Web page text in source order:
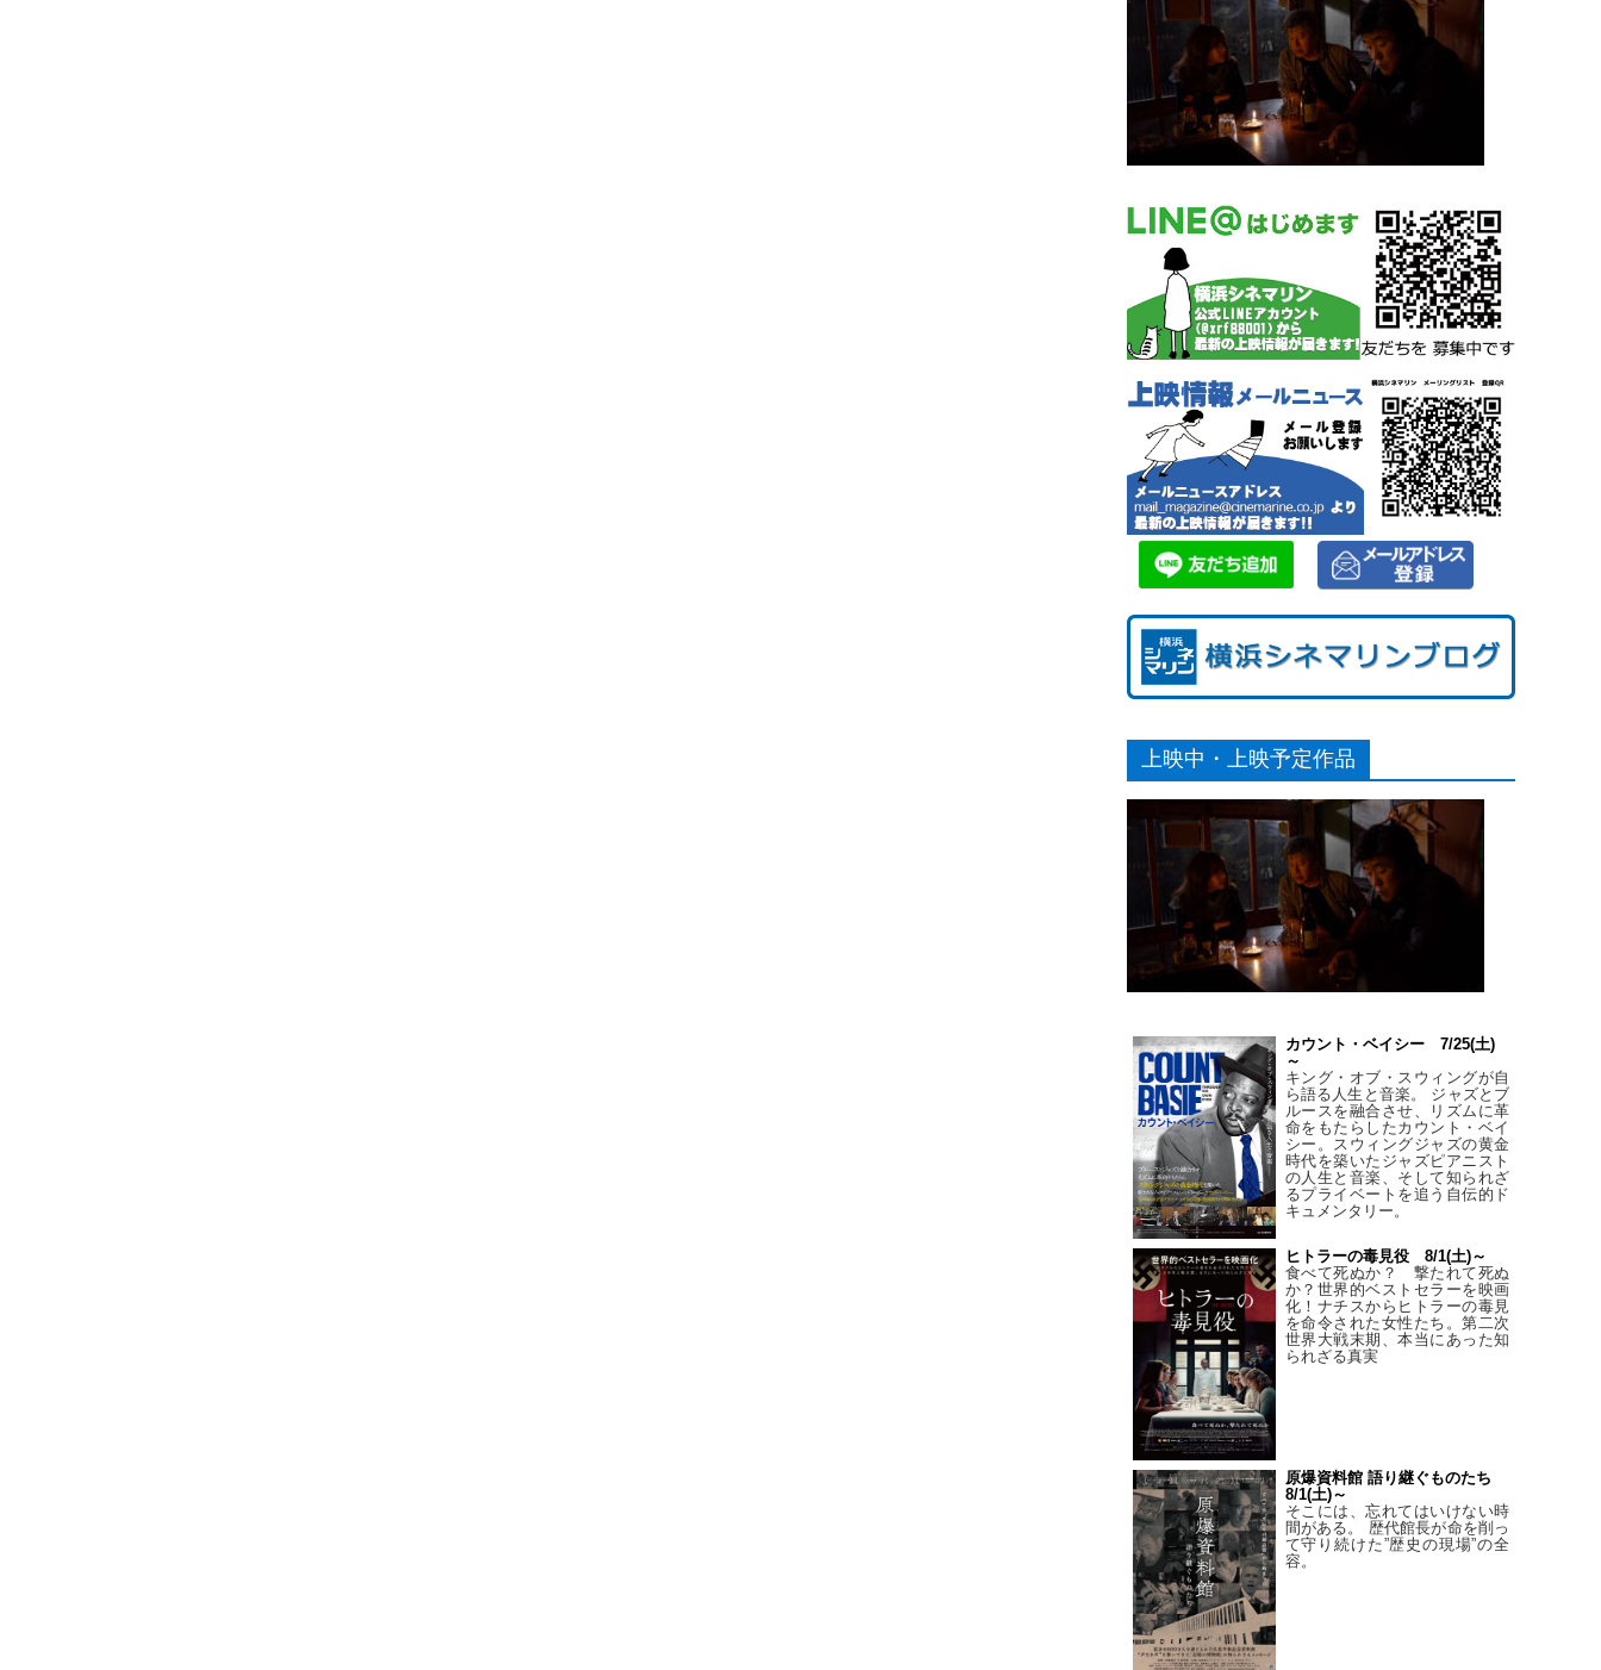
上映中・上映予定作品
カウント・ベイシー 7/25(土)
～
キング・オブ・スウィングが自
ら語る人生と音楽。 ジャズとブ
ルースを融合させ、リズムに革
命をもたらしたカウント・ベイ
シー。スウィングジャズの黄金
時代を築いたジャズピアニスト
の人生と音楽、そして知られざ
るプライベートを追う自伝的ド
キュメンタリー。
ヒトラーの毒見役 8/1(土)～
食べて死ぬか？ 撃たれて死ぬ
か？世界的ベストセラーを映画
化！ナチスからヒトラーの毒見
を命令された女性たち。第二次
世界大戦末期、本当にあった知
られざる真実
原爆資料館 語り継ぐものたち
8/1(土)～
そこには、忘れてはいけない時
間がある。 歴代館長が命を削っ
て守り続けた”歴史の現場”の全
容。